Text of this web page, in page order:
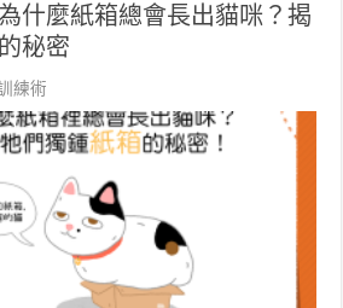
什麼紙箱總會長出貓咪？揭
秘密
練術